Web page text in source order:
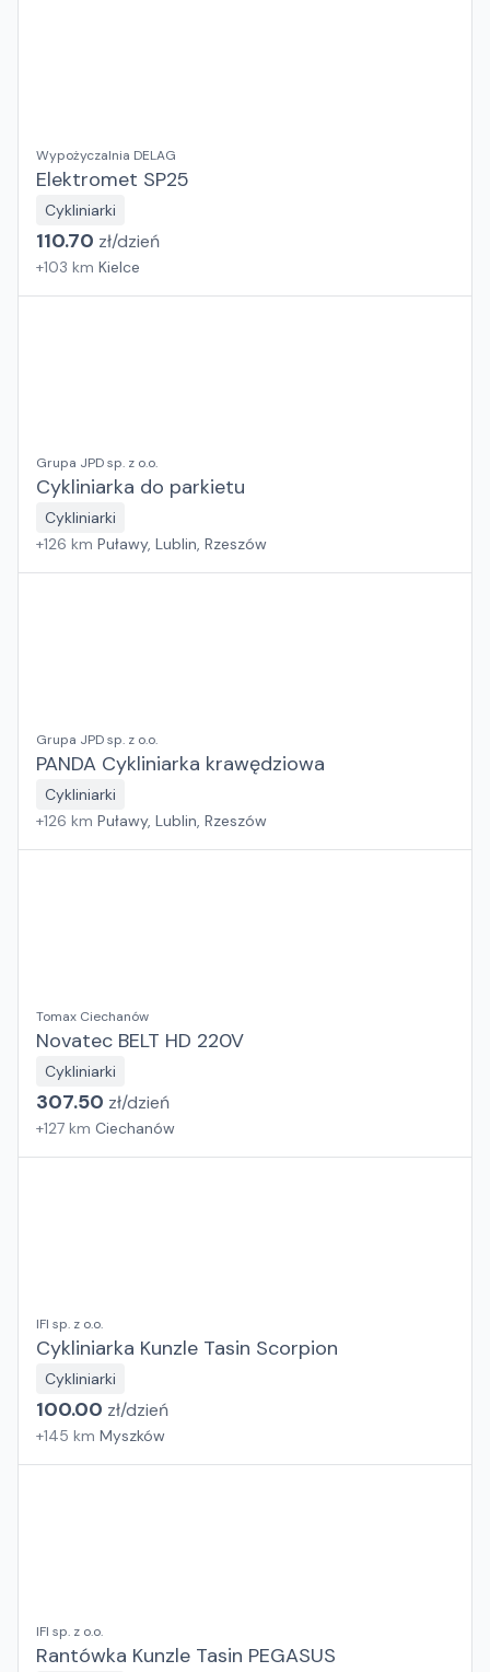
Wypożyczalnia DELAG
Elektromet SP25
Cykliniarki
110.70 zł/dzień
+103 km Kielce
Grupa JPD sp. z o.o.
Cykliniarka do parkietu
Cykliniarki
+126 km Puławy, Lublin, Rzeszów
Grupa JPD sp. z o.o.
PANDA Cykliniarka krawędziowa
Cykliniarki
+126 km Puławy, Lublin, Rzeszów
Tomax Ciechanów
Novatec BELT HD 220V
Cykliniarki
307.50 zł/dzień
+127 km Ciechanów
IFI sp. z o.o.
Cykliniarka Kunzle Tasin Scorpion
Cykliniarki
100.00 zł/dzień
+145 km Myszków
IFI sp. z o.o.
Rantówka Kunzle Tasin PEGASUS